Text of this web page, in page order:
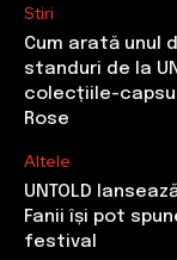
Stiri
Cum arată unul
standuri de la
colecțiile-
Rose
Altele
UNTOLD
Fanii își pot
festival